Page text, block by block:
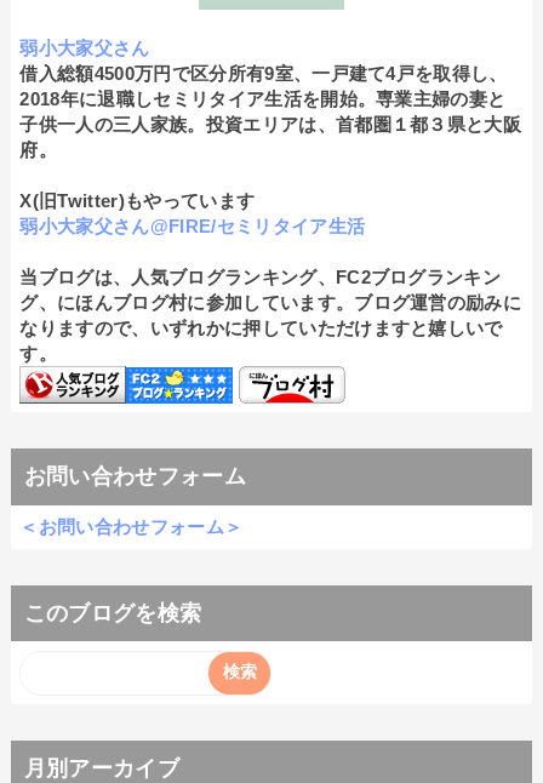
弱小大家父さん
借入総額4500万円で区分所有9室、一戸建て4戸を取得し、
2018年に退職しセミリタイア生活を開始。専業主婦の妻と
子供一人の三人家族。投資エリアは、首都圏１都３県と大阪
府。
X(旧Twitter)もやっています
弱小大家父さん@FIRE/セミリタイア生活
当ブログは、人気ブログランキング、FC2ブログランキン
グ、にほんブログ村に参加しています。ブログ運営の励みに
なりますので、いずれかに押していただけますと嬉しいで
す。
お問い合わせフォーム
＜お問い合わせフォーム＞
このブログを検索
月別アーカイブ